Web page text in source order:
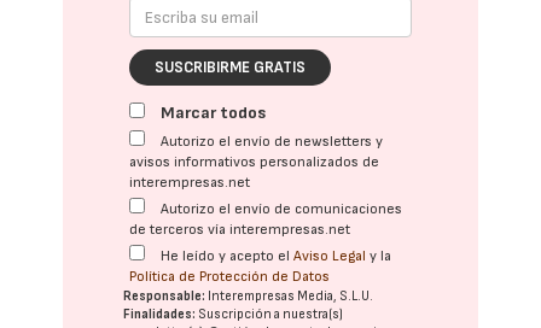
SUSCRIBIRME GRATIS
Marcar todos
Autorizo el envío de newsletters y
avisos informativos personalizados de
interempresas.net
Autorizo el envío de comunicaciones
de terceros vía interempresas.net
He leído y acepto elAviso Legal y la
Política de Protección de Datos
Responsable: Interempresas Media, S.L.U.
Finalidades: Suscripción a nuestra(s)